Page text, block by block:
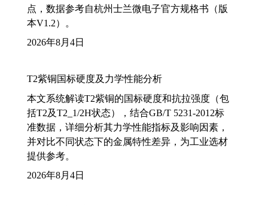
点，数据参考自杭州士兰微电子官方规格书（版
本V1.2）。
2026年8月4日
T2紫铜国标硬度及力学性能分析
本文系统解读T2紫铜的国标硬度和抗拉强度（包
括T2及T2_1/2H状态），结合GB/T 5231-2012标
准数据，详细分析其力学性能指标及影响因素，
并对比不同状态下的金属特性差异，为工业选材
提供参考。
2026年8月4日